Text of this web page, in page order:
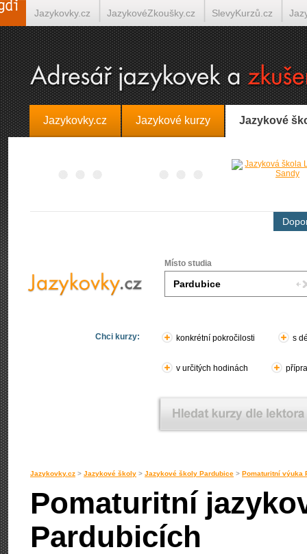
Jazykovky.cz Jazykové kurzy Jazykové
Místo studia
Chci kurzy: konkrétní pokročilosti s
v určitých hodinách
Jazykovky.cz > Jazykové školy > Jazykové školy Pardubice > Pomaturitní výuka
Pomaturitní
Pardubicích
Jazykovky.cz JazykovéZkoušky.cz SlevyKurzů.cz
Španělština on-line Italština on-line Tlumočení-